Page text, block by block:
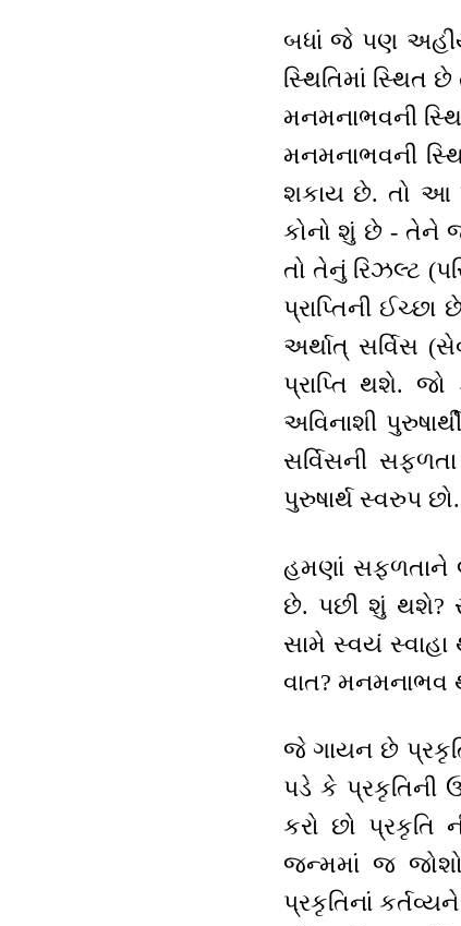
બધાં જે પણ
સ્થિતિમાં સ્થિત
મનમનાભવની
મનમનાભવની
શકાય છે. તો આ
કોનો શું છે - તેને
તો તેનું રિઝલ્ટ
પ્રાપ્તિની
અર્થાત્ સર્વિસ
પ્રાપ્તિ થશે.
અવિનાશી
સર્વિસની
પુરુષાર્થ સ્વરુપ
હમણાં સફળતાને
છે. પછી શું થશે?
સામે સ્વયં
વાત? મનમનાભવ
જે ગાયન છે
પડે કે પ્રકૃતિની
કરો છો પ્રકૃતિ
જન્મમાં જ
પ્રકૃતિનાં